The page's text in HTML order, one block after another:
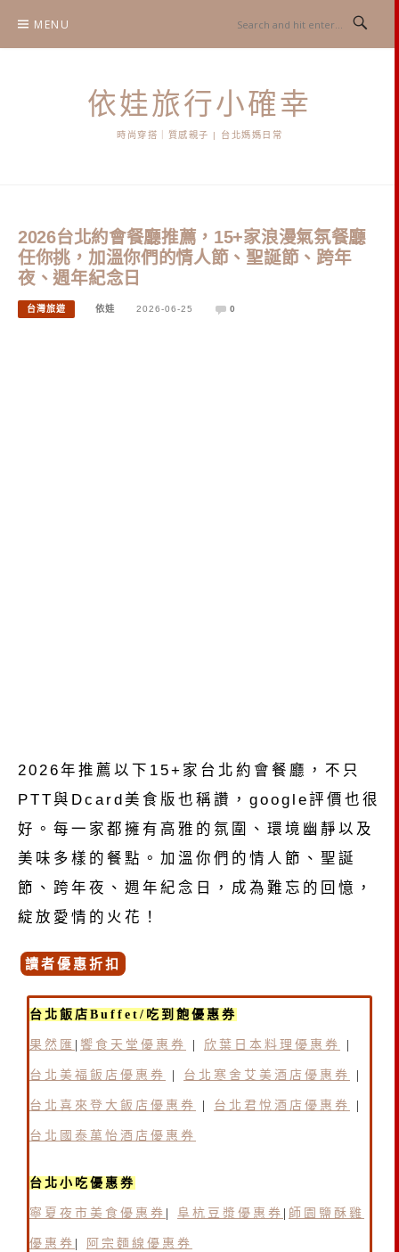
content
MENU
依娃旅行小確幸
時尚穿搭｜質感親子 | 台北媽媽日常
2026台北約會餐廳推薦，15+家浪漫氣氛餐廳
任你挑，加溫你們的情人節、聖誕節、跨年
夜、週年紀念日
台灣旅遊 依娃 2026-06-25 0
2026年推薦以下15+家台北約會餐廳，不只
PTT與Dcard美食版也稱讚，google評價也很
好。每一家都擁有高雅的氛圍、環境幽靜以及
美味多樣的餐點。加溫你們的情人節、聖誕
節、跨年夜、週年紀念日，成為難忘的回憶，
綻放愛情的火花！
讀者優惠折扣
台北飯店Buffet/吃到飽優惠券
果然匯 饗食天堂優惠券 欣葉日本料理優惠券
台北美福飯店優惠券 台北寒舍艾美酒店優惠券
台北喜來登大飯店優惠券 台北君悅酒店優惠券
台北國泰萬怡酒店優惠券
台北小吃優惠券
寧夏夜市美食優惠券 | 阜杭豆漿優惠券 | 師園鹽酥雞
優惠券 | 阿宗麵線優惠券